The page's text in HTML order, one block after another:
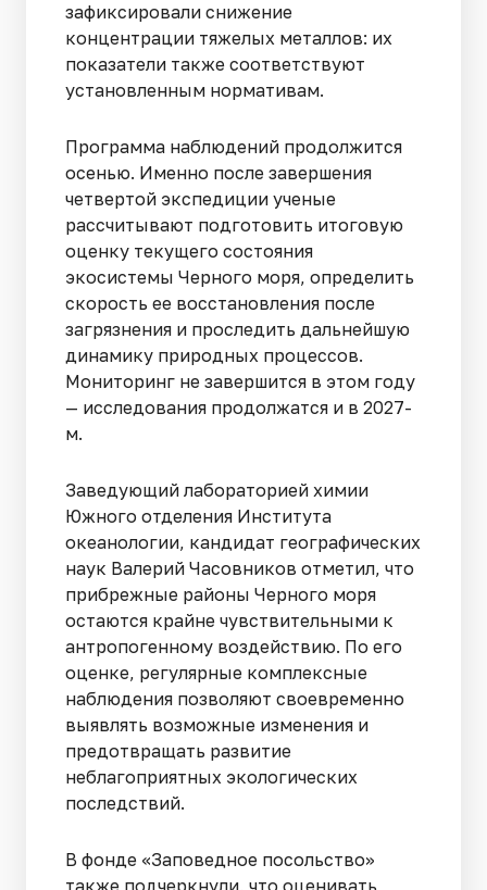
зафиксировали снижение
концентрации тяжелых металлов: их
показатели также соответствуют
установленным нормативам.
Программа наблюдений продолжится
осенью. Именно после завершения
четвертой экспедиции ученые
рассчитывают подготовить итоговую
оценку текущего состояния
экосистемы Черного моря, определить
скорость ее восстановления после
загрязнения и проследить дальнейшую
динамику природных процессов.
Мониторинг не завершится в этом году
— исследования продолжатся и в 2027-
м.
Заведующий лабораторией химии
Южного отделения Института
океанологии, кандидат географических
наук Валерий Часовников отметил, что
прибрежные районы Черного моря
остаются крайне чувствительными к
антропогенному воздействию. По его
оценке, регулярные комплексные
наблюдения позволяют своевременно
выявлять возможные изменения и
предотвращать развитие
неблагоприятных экологических
последствий.
В фонде «Заповедное посольство»